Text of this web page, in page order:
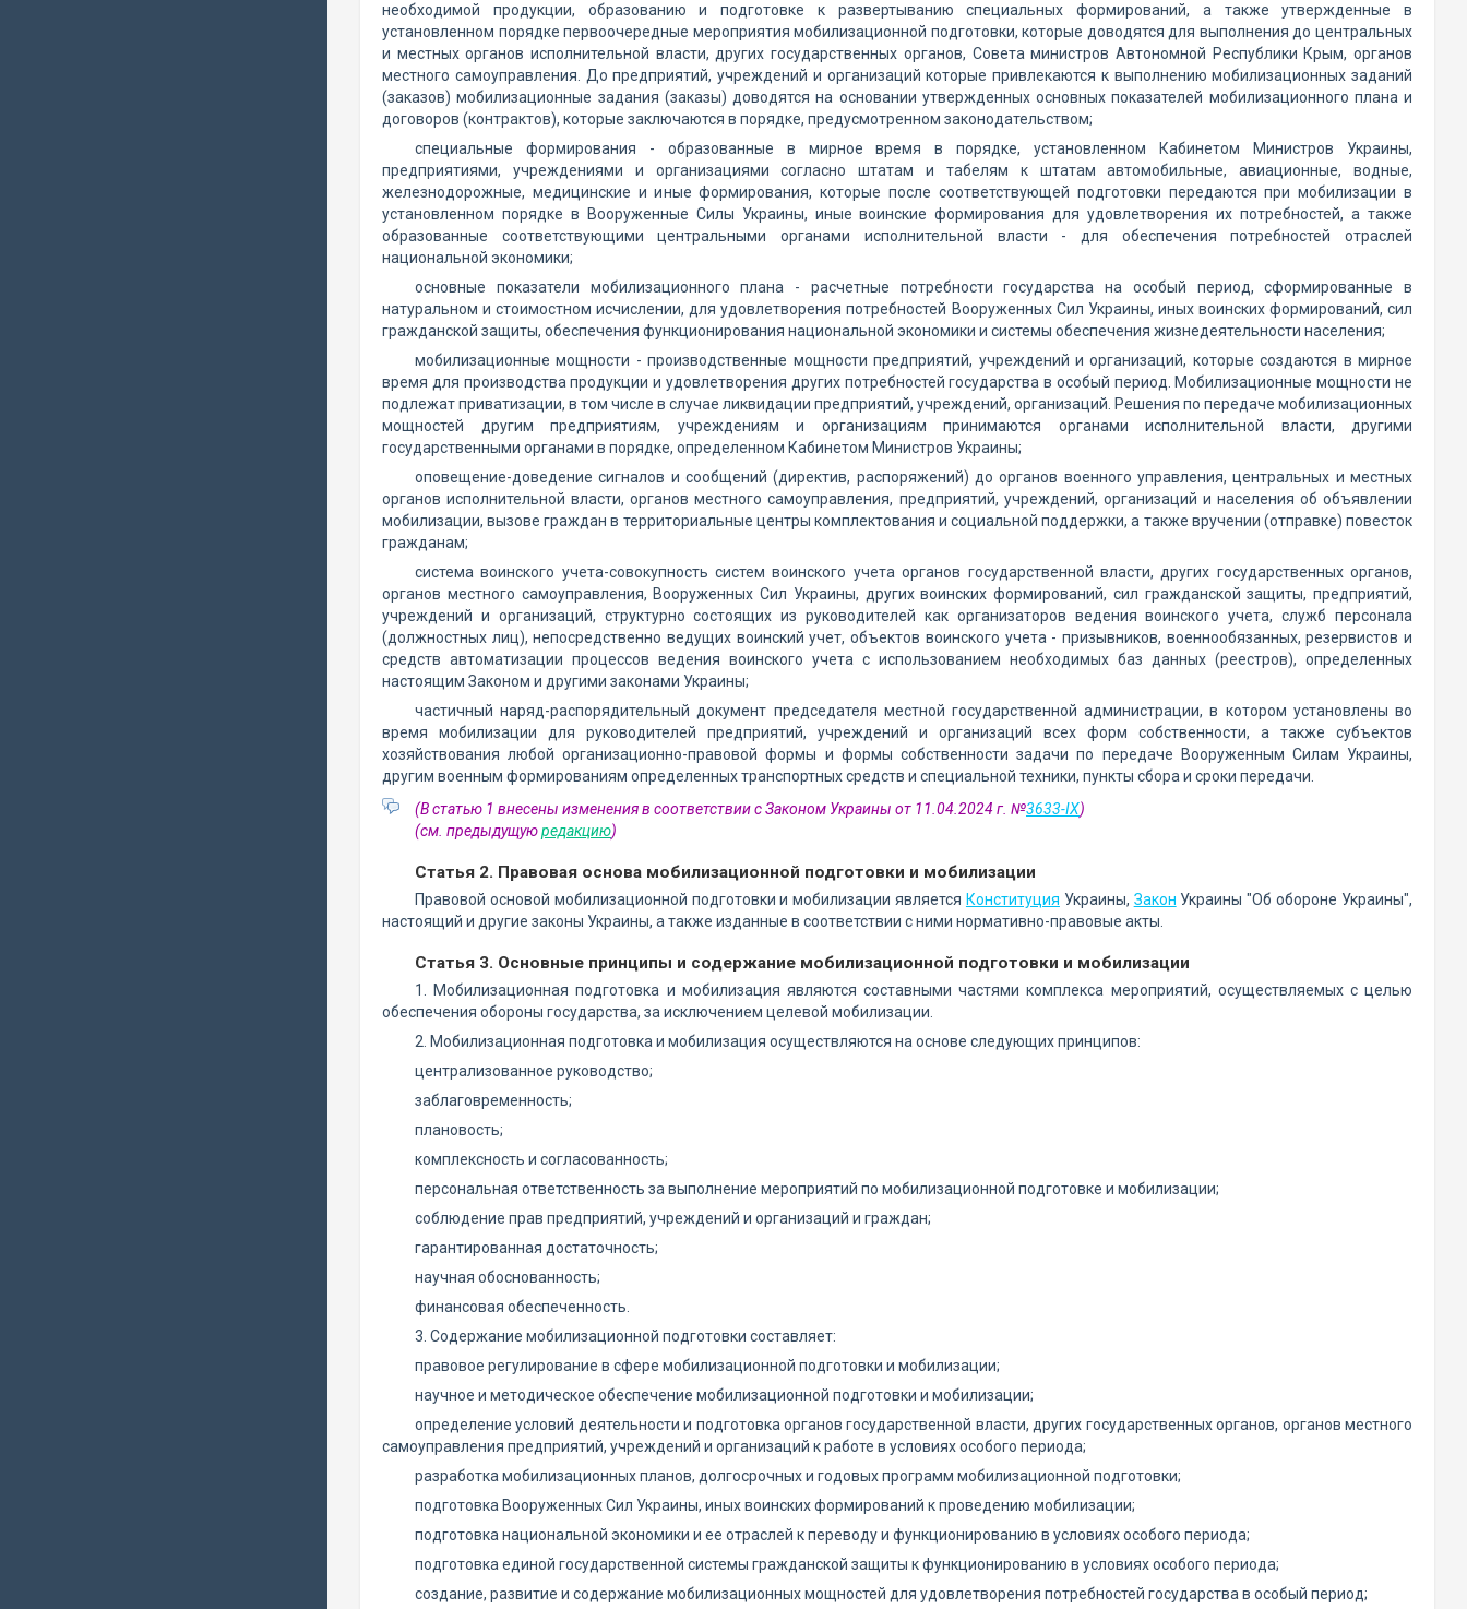
необходимой продукции, образованию и подготовке к развертыванию специальных формирований, а также утвержденные в
установленном порядке первоочередные мероприятия мобилизационной подготовки, которые доводятся для выполнения до центральных
и местных органов исполнительной власти, других государственных органов, Совета министров Автономной Республики Крым, органов
местного самоуправления. До предприятий, учреждений и организаций которые привлекаются к выполнению мобилизационных заданий
(заказов) мобилизационные задания (заказы) доводятся на основании утвержденных основных показателей мобилизационного плана и
договоров (контрактов), которые заключаются в порядке, предусмотренном законодательством;
специальные формирования - образованные в мирное время в порядке, установленном Кабинетом Министров Украины,
предприятиями, учреждениями и организациями согласно штатам и табелям к штатам автомобильные, авиационные, водные,
железнодорожные, медицинские и иные формирования, которые после соответствующей подготовки передаются при мобилизации в
установленном порядке в Вооруженные Силы Украины, иные воинские формирования для удовлетворения их потребностей, а также
образованные соответствующими центральными органами исполнительной власти - для обеспечения потребностей отраслей
национальной экономики;
основные показатели мобилизационного плана - расчетные потребности государства на особый период, сформированные в
натуральном и стоимостном исчислении, для удовлетворения потребностей Вооруженных Сил Украины, иных воинских формирований, сил
гражданской защиты, обеспечения функционирования национальной экономики и системы обеспечения жизнедеятельности населения;
мобилизационные мощности - производственные мощности предприятий, учреждений и организаций, которые создаются в мирное
время для производства продукции и удовлетворения других потребностей государства в особый период. Мобилизационные мощности не
подлежат приватизации, в том числе в случае ликвидации предприятий, учреждений, организаций. Решения по передаче мобилизационных
мощностей другим предприятиям, учреждениям и организациям принимаются органами исполнительной власти, другими
государственными органами в порядке, определенном Кабинетом Министров Украины;
оповещение-доведение сигналов и сообщений (директив, распоряжений) до органов военного управления, центральных и местных
органов исполнительной власти, органов местного самоуправления, предприятий, учреждений, организаций и населения об объявлении
мобилизации, вызове граждан в территориальные центры комплектования и социальной поддержки, а также вручении (отправке) повесток
гражданам;
система воинского учета-совокупность систем воинского учета органов государственной власти, других государственных органов,
органов местного самоуправления, Вооруженных Сил Украины, других воинских формирований, сил гражданской защиты, предприятий,
учреждений и организаций, структурно состоящих из руководителей как организаторов ведения воинского учета, служб персонала
(должностных лиц), непосредственно ведущих воинский учет, объектов воинского учета - призывников, военнообязанных, резервистов и
средств автоматизации процессов ведения воинского учета с использованием необходимых баз данных (реестров), определенных
настоящим Законом и другими законами Украины;
частичный наряд-распорядительный документ председателя местной государственной администрации, в котором установлены во
время мобилизации для руководителей предприятий, учреждений и организаций всех форм собственности, а также субъектов
хозяйствования любой организационно-правовой формы и формы собственности задачи по передаче Вооруженным Силам Украины,
другим военным формированиям определенных транспортных средств и специальной техники, пункты сбора и сроки передачи.
(В статью 1 внесены изменения в соответствии с Законом Украины от 11.04.2024 г. №3633-IX)
(см. предыдущуюредакцию)
Статья 2. Правовая основа мобилизационной подготовки и мобилизации
Правовой основой мобилизационной подготовки и мобилизации является Конституция Украины, Закон Украины "Об обороне Украины",
настоящий и другие законы Украины, а также изданные в соответствии с ними нормативно-правовые акты.
Статья 3. Основные принципы и содержание мобилизационной подготовки и мобилизации
1. Мобилизационная подготовка и мобилизация являются составными частями комплекса мероприятий, осуществляемых с целью
обеспечения обороны государства, за исключением целевой мобилизации.
2. Мобилизационная подготовка и мобилизация осуществляются на основе следующих принципов:
централизованное руководство;
заблаговременность;
плановость;
комплексность и согласованность;
персональная ответственность за выполнение мероприятий по мобилизационной подготовке и мобилизации;
соблюдение прав предприятий, учреждений и организаций и граждан;
гарантированная достаточность;
научная обоснованность;
финансовая обеспеченность.
3. Содержание мобилизационной подготовки составляет:
правовое регулирование в сфере мобилизационной подготовки и мобилизации;
научное и методическое обеспечение мобилизационной подготовки и мобилизации;
определение условий деятельности и подготовка органов государственной власти, других государственных органов, органов местного
самоуправления предприятий, учреждений и организаций к работе в условиях особого периода;
разработка мобилизационных планов, долгосрочных и годовых программ мобилизационной подготовки;
подготовка Вооруженных Сил Украины, иных воинских формирований к проведению мобилизации;
подготовка национальной экономики и ее отраслей к переводу и функционированию в условиях особого периода;
подготовка единой государственной системы гражданской защиты к функционированию в условиях особого периода;
создание, развитие и содержание мобилизационных мощностей для удовлетворения потребностей государства в особый период;